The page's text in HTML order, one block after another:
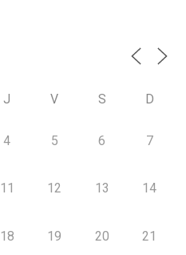
J V S D
4 5 6 7
11 12 13 14
18 19 20 21